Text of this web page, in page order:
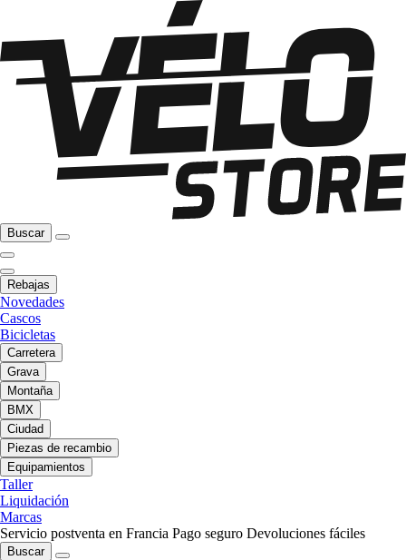
Buscar
Rebajas
Novedades
Cascos
Bicicletas
Carretera
Grava
Montaña
BMX
Ciudad
Piezas de recambio
Equipamientos
Taller
Liquidación
Marcas
Servicio postventa en Francia Pago seguro Devoluciones fáciles
Buscar